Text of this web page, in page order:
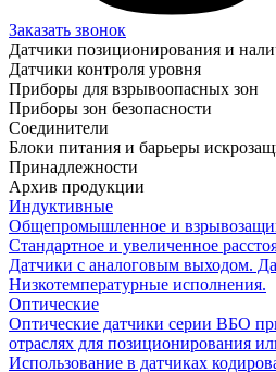
Заказать звонок
Датчики позиционирования и
Датчики контроля уровня
Приборы для взрывоопасных зон
Приборы зон безопасности
Соединители
Блоки питания и барьеры
Принадлежности
Архив продукции
Индуктивные
Общепромышленное и
Стандартное и увеличенное
Датчики с аналоговым выходом.
Низкотемпературные исполнения.
Оптические
Оптические датчики серии ВБО
отраслях для позиционирования
Использование в датчиках